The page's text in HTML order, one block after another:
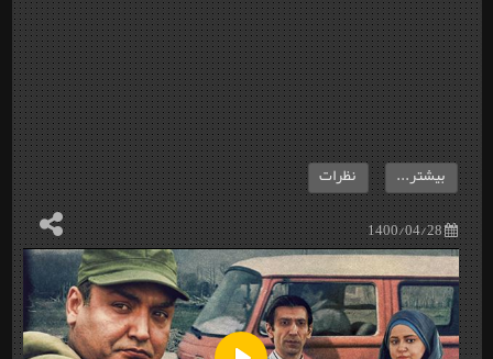
1400/04/28
بیشتر... نظرات